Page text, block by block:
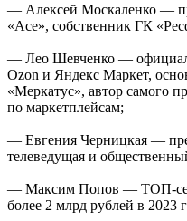
— Алексей Москаленко —
«Асе», собственник ГК
— Лео Шевченко —
Ozon и Яндекс Маркет,
«Меркатус», автор самого
по маркетплейсам;
— Евгения Черницкая —
телеведущая и
— Максим Попов — ТОП-
более 2 млрд рублей в 2023